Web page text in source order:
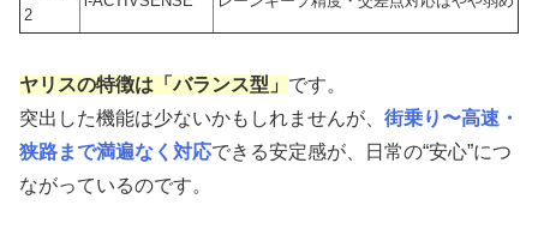
2
ヤリスの特徴は「バランス型」 です。
突出した機能は少ないかもしれませんが、 街乗り〜高速・
狭路まで満遍なく対応できる安定感が、日常の“安心”につ
ながっているのです。